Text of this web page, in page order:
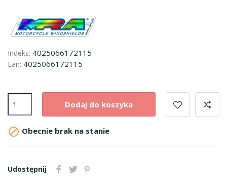
Indeks: 4025066172115
Ean: 4025066172115
Dodaj do koszyka
 Obecnie brak na stanie
Udostępnij